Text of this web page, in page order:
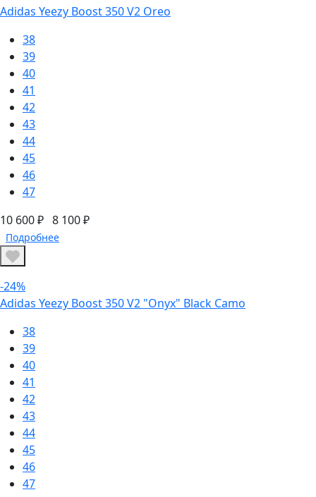
Adidas Yeezy Boost 350 V2 Oreo
38
39
40
41
42
43
44
45
46
47
10 600 ₽ 8 100 ₽
Подробнее
-24%
Adidas Yeezy Boost 350 V2 "Onyx" Black Camo
38
39
40
41
42
43
44
45
46
47